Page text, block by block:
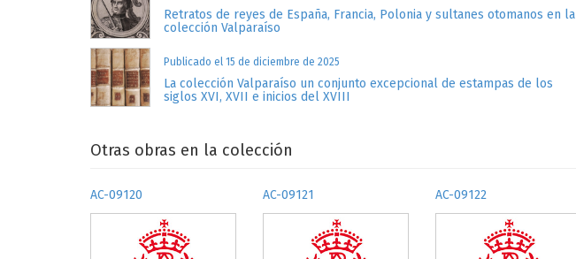
Retratos de reyes de España, Francia, Polonia y sultanes otomanos en la
colección Valparaíso
Publicado el 15 de diciembre de 2025
La colección Valparaíso un conjunto excepcional de estampas de los
siglos XVI, XVII e inicios del XVIII
Otras obras en la colección
AC-09120 AC-09121 AC-09122